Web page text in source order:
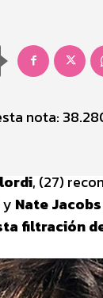
nota:
, (27)
y Nate Jacobs
filtración